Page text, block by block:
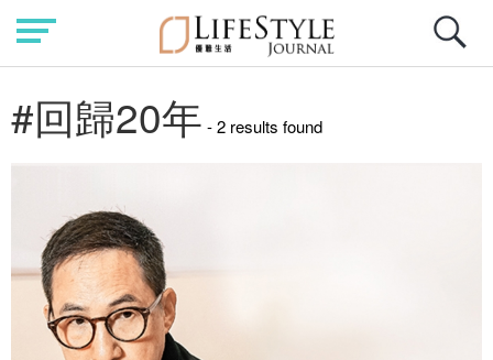
#回歸20年 - 2 results found